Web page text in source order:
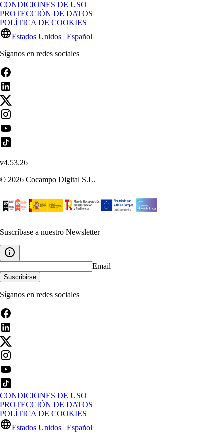
CONDICIONES DE USO
PROTECCIÓN DE DATOS
POLÍTICA DE COOKIES
Estados Unidos | Español
Síganos en redes sociales
v4.53.26
© 2026 Cocampo Digital S.L.
Suscríbase a nuestro Newsletter
Email
Suscribirse
Síganos en redes sociales
CONDICIONES DE USO
PROTECCIÓN DE DATOS
POLÍTICA DE COOKIES
Estados Unidos | Español